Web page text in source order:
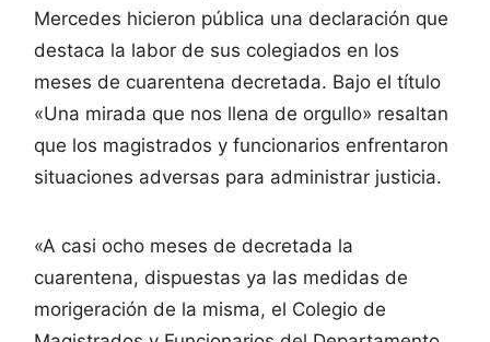
Mercedes hicieron pública una declaración que
destaca la labor de sus colegiados en los
meses de cuarentena decretada. Bajo el título
«Una mirada que nos llena de orgullo» resaltan
que los magistrados y funcionarios enfrentaron
situaciones adversas para administrar justicia.
«A casi ocho meses de decretada la
cuarentena, dispuestas ya las medidas de
morigeración de la misma, el Colegio de